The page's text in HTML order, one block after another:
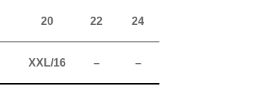
20 22 24
XXL/16 – –